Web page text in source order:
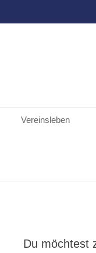
Vereinsleben
Du möchtest